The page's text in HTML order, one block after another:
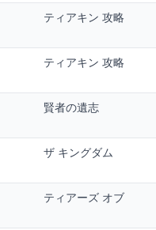
ティアキン 攻略
ティアキン 攻略
賢者の遺志
ザ キングダム
ティアーズ オブ